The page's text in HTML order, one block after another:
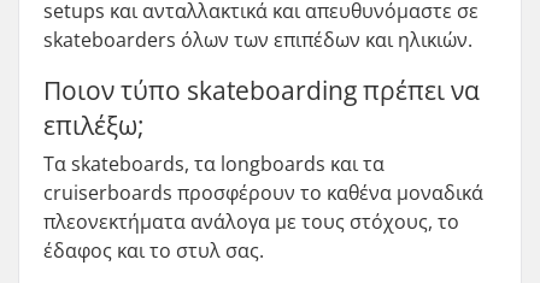
setups και ανταλλακτικά και απευθυνόμαστε σε
skateboarders όλων των επιπέδων και ηλικιών.
Ποιον τύπο skateboarding πρέπει να
επιλέξω;
Τα skateboards, τα longboards και τα
cruiserboards προσφέρουν το καθένα μοναδικά
πλεονεκτήματα ανάλογα με τους στόχους, το
έδαφος και το στυλ σας.